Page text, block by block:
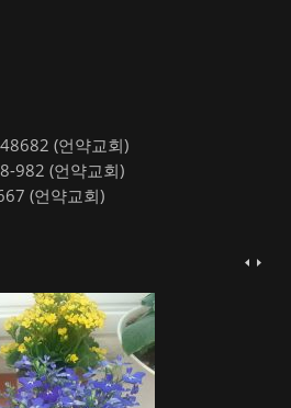
(언약교회)
982 (언약교회)
(언약교회)